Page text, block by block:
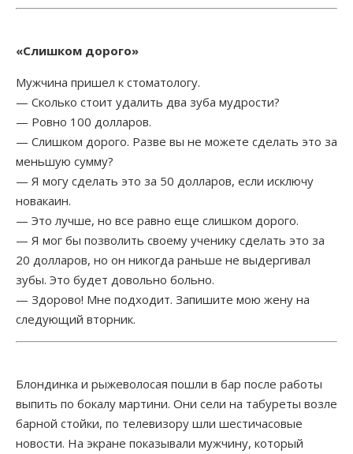
Анекдоты для вас
Игры
Заработок от рекламы
Заработок от размещения рекламы
Ссылки
Обмен ссылками
Постоянные ссылки
Обмен просмотрами
Счетчик
«Слишком дорого»
Мужчина пришел к стоматологу.
— Сколько стоит удалить два зуба мудрости?
— Ровно 100 долларов.
— Слишком дорого. Разве вы не можете сделать это за
меньшую сумму?
— Я могу сделать это за 50 долларов, если исключу
новакаин.
— Это лучше, но все равно еще слишком дорого.
— Я мог бы позволить своему ученику сделать это за
20 долларов, но он никогда раньше не выдергивал
зубы. Это будет довольно больно.
— Здорово! Мне подходит. Запишите мою жену на
следующий вторник.
Блондинка и рыжеволосая пошли в бар после работы
выпить по бокалу мартини. Они сели на табуреты возле
барной стойки, по телевизору шли шестичасовые
новости. На экране показывали мужчину, который